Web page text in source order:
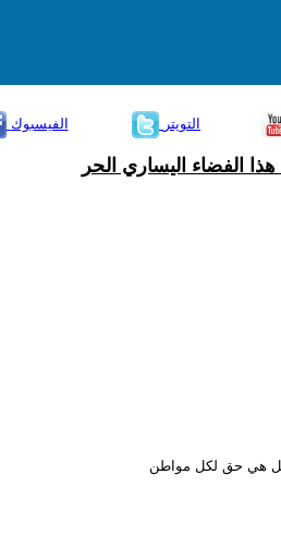
الفيسبوك
التويتر
الفضاء اليساري الحر
بل هي حق لكل مواطن